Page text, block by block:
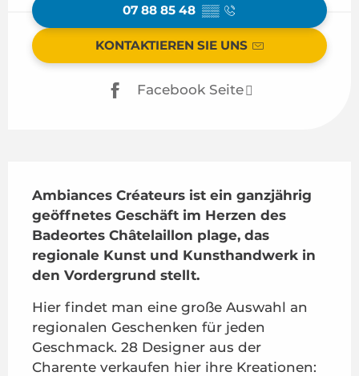
07 88 85 48 ▒▒
KONTAKTIEREN SIE UNS
Facebook Seite
Ambiances Créateurs ist ein ganzjährig
geöffnetes Geschäft im Herzen des
Badeortes Châtelaillon plage, das
regionale Kunst und Kunsthandwerk in
den Vordergrund stellt.
Hier findet man eine große Auswahl an
regionalen Geschenken für jeden
Geschmack. 28 Designer aus der
Charente verkaufen hier ihre Kreationen: